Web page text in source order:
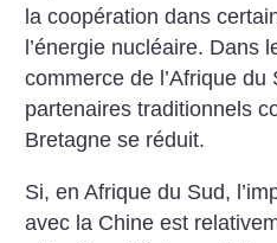
la coopération dans
l’énergie nucléaire. Dans
commerce de l’Afrique du
partenaires traditionnels
Bretagne se réduit.
Si, en Afrique du Sud,
avec la Chine est